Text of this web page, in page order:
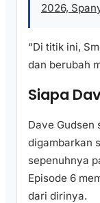
2026,
“Di titik ini,
dan berubah
Siapa
Dave Gudsen
digambarkan
sepenuhnya
Episode 6
dari dirinya.